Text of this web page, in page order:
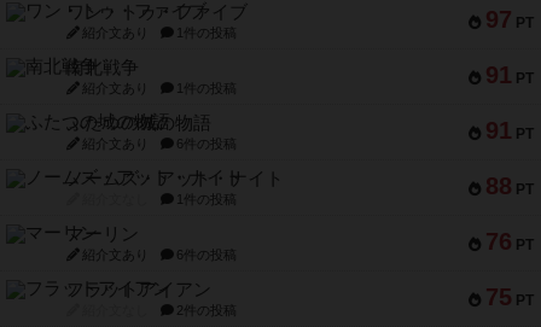
97 PT
ワン・トゥ・ファイブ
紹介文あり 1件の投稿
91 PT
南北戦争
紹介文あり 1件の投稿
91 PT
ふたつの城の物語
紹介文あり 6件の投稿
88 PT
ノームズ・アット・ナイト
1件の投稿
76 PT
マーリン
紹介文あり 6件の投稿
75 PT
フラットアイアン
2件の投稿